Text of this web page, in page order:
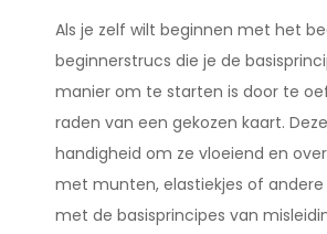
Als je zelf wilt beginnen met het
beginnerstrucs die je de
manier om te starten is door te
raden van een gekozen kaart.
handigheid om ze vloeiend en
met munten, elastiekjes of
met de basisprincipes van